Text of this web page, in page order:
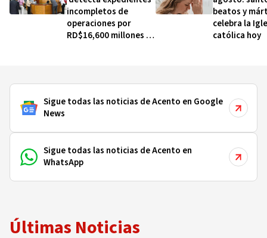
incompletos de
operaciones por
RD$16,600 millones en
beatos y
celebra la
católica hoy
Sigue todas las noticias de Acento en Google
News
Sigue todas las noticias de Acento en
WhatsApp